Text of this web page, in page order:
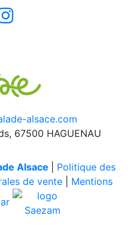
alsace.com
67500 HAGUENAU
Alsace
Politique des
de vente| Mentions